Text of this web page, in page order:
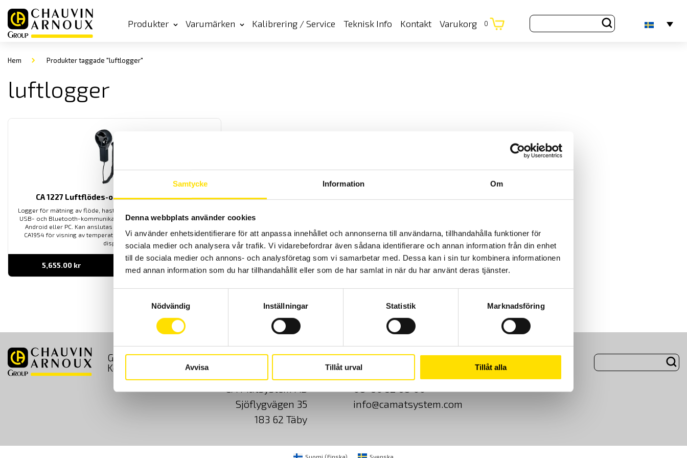
Samtycke Information Om
Denna webbplats använder cookies
Vi använder enhetsidentifierare för att anpassa innehållet och annonserna till användarna, tillhandahålla funktioner för
sociala medier och analysera vår trafik. Vi vidarebefordrar även sådana identifierare och annan information från din enhet
till de sociala medier och annons- och analysföretag som vi samarbetar med. Dessa kan i sin tur kombinera informationen
med annan information som du har tillhandahållit eller som de har samlat in när du har använt deras tjänster.
Nödvändig
Inställningar Statistik Marknadsföring
Avvisa Tillåt urval Tillåt alla
Produkter Varumärken Kalibrering / Service Teknisk Info Kontakt Varukorg 0
Hem Produkter taggade "luftlogger"
luftlogger
CA 1227 Luftflödes-och temperaturlogger
Logger för mätning av flöde, hastighet och temperatur på luft. Med
USB- och Bluetooth-kommunikation samt svenska mjukvaror för
Android eller PC. Kan anslutas via Bluetooth till värmekamera
CA1954 för visning av temperatur och luftfuktighet direkt i dess
display.
5,655.00 kr LÄS MER
GDPR Köpvillkor Cookies Klagomål Kundundersökning
Om Oss
Kontakt
CA Mätsystem AB
Sjöflygvägen 35
183 62 Täby
08-50 52 68 00
info@camatsystem.com